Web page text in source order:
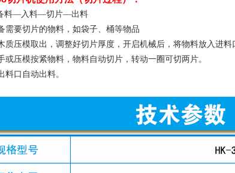
料—入料—切片—出料
需要切片的物料，如袋子、桶等物品
质压模取出，调整好切片厚度，开启机械后，将物料放入进料
或压模按紧物料，物料自动切片，转动一圈可切两片。
料口自动出料。